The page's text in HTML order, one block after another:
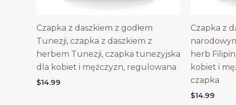
Czapka z daszkiem z godłem
Tunezji, czapka z daszkiem z
herbem Tunezji, czapka tunezyjska
dla kobiet i mężczyzn, regulowana
$14.99
Czapka z
herb
kobiet i
czapka
$14.99